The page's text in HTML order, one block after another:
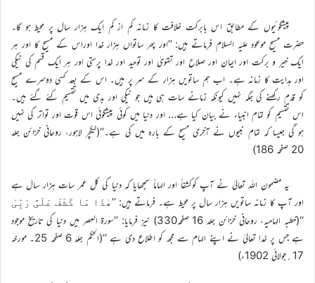
پیشگوئیوں کے مطابق اس بابرکت خلافت کا زمانہ کم از کم ایک ہزار سال پر محیط ہو گا۔
حضرت مسیح موعود علیہ السلام فرماتے ہیں: ’’اور پھر ساتواں ہزار خدا اوراس کے مسیح کا اور ہر
ایک خیر و برکت اور ایمان اور صلاح اور تقویٰ اور توحید اور خدا پرستی اور ہر ایک قسم کی نیکی
اور ہدایت کا زمانہ ہے۔ اب ہم ساتویں ہزار کے سر پر ہیں۔ اس کے بعد کسی دوسرے مسیح
کو قدم رکھنے کی جگہ نہیں کیونکہ زمانے سات ہی ہیں جو نیکی اور بدی میں تقسیم کئے گئے ہیں۔
اس تقسیم کو تمام انبیاء نے بیان کیا ہے… اور دنیا میں کوئی پیشگوئی اس قوت اور تواتر کی نہیں
ہو گی جیسا کہ تمام نبیوں نے آخری مسیح کے بارہ میں کی ہے۔‘‘(لیکچر لاہور، روحانی خزائن جلد
20 صفحہ 186)
یہ مضمون اللہ تعالیٰ نے آپ کوکشفاً اور الہاماً سمجھایا کہ دنیا کی کل عمر سات ہزار سال ہے
اور آپ کا زمانہ ساتویں ہزار سال پر محیط ہے۔ فرماتے ہیں: ’’ھٰذَا مَا کَشَفَ عَلَیَّ رَبِّیْ
‘‘(خطبہ الہامیہ، روحانی خزائن جلد 16 صفحہ330) نیز فرمایا: ’’سورۃ العصر میں دنیا کی تاریخ موجود
ہے جس پر خدا تعالیٰ نے اپنے الہام سے مجھ کو اطلاع دی ہے ‘‘(الحکم جلد 6 صفحہ 25۔ مورخہ
17؍جولائی 1902ء)